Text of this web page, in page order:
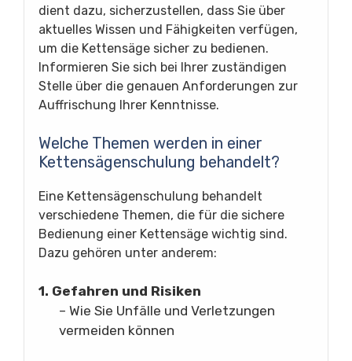
dient dazu, sicherzustellen, dass Sie über
aktuelles Wissen und Fähigkeiten verfügen,
um die Kettensäge sicher zu bedienen.
Informieren Sie sich bei Ihrer zuständigen
Stelle über die genauen Anforderungen zur
Auffrischung Ihrer Kenntnisse.
Welche Themen werden in einer
Kettensägenschulung behandelt?
Eine Kettensägenschulung behandelt
verschiedene Themen, die für die sichere
Bedienung einer Kettensäge wichtig sind.
Dazu gehören unter anderem:
1. Gefahren und Risiken
– Wie Sie Unfälle und Verletzungen
vermeiden können